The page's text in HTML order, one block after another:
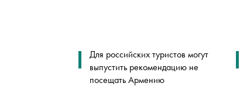
Для российских туристов могут
выпустить рекомендацию не
посещать Армению